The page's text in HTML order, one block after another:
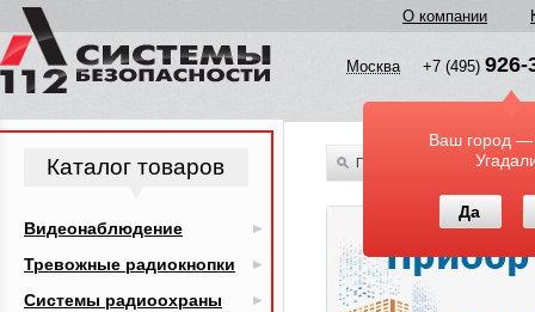
О компании
Москва +7 (495) 926-
Ваш город —
Да
По всему каталогу
Каталог товаров
Видеонаблюдение
Тревожные радиокнопки
Системы радиоохраны